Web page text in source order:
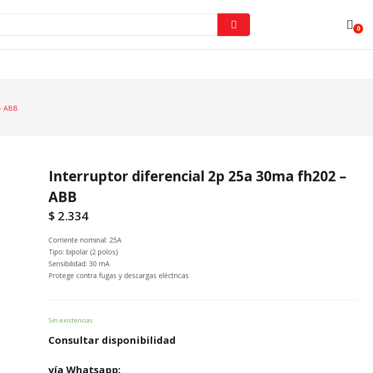
0
ABB
Interruptor diferencial 2p 25a 30ma fh202 –
ABB
$ 2.334
Corriente nominal: 25A
Tipo: bipolar (2 polos)
Sensibilidad: 30 mA
Protege contra fugas y descargas eléctricas
Sin existencias
Consultar disponibilidad
vía Whatsapp: